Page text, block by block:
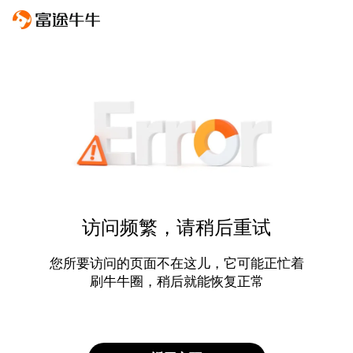
访问频繁，请稍后重试
您所要访问的页面不在这儿，它可能正忙着
刷牛牛圈，稍后就能恢复正常